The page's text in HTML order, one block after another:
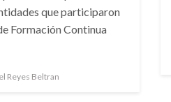
que participaron
Formación Continua
Reyes Beltran